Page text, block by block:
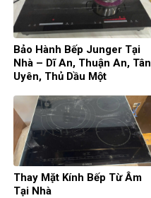
Bảo Hành Bếp Junger Tại
Nhà – Dĩ An, Thuận An, Tân
Uyên, Thủ Dầu Một
Thay Mặt Kính Bếp Từ Âm
Tại Nhà